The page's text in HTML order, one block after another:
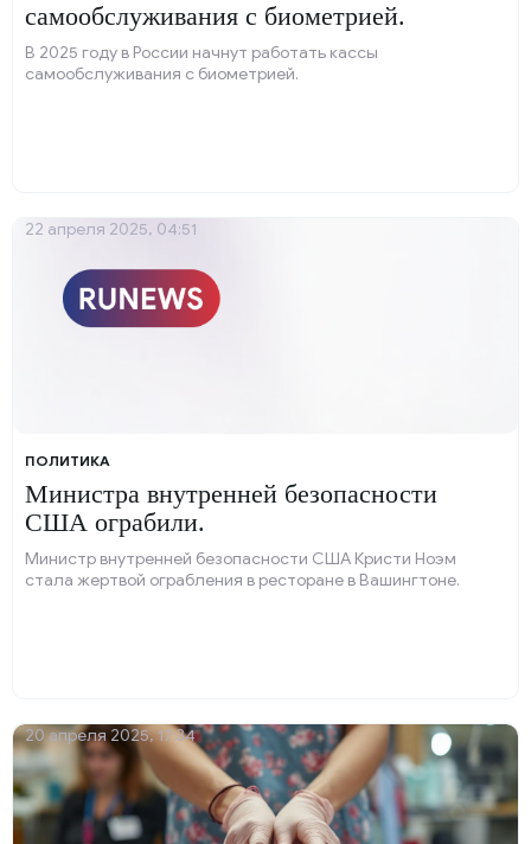
самообслуживания с биометрией.
В 2025 году в России начнут работать кассы
самообслуживания с биометрией.
ПОЛИТИКА
Министра внутренней безопасности
США ограбили.
Министр внутренней безопасности США Кристи Ноэм
стала жертвой ограбления в ресторане в Вашингтоне.
22 апреля 2025, 04:51
20 апреля 2025, 17:34